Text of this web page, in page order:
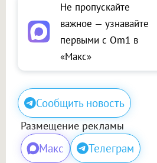
Не пропускайте
важное — узнавайте
первыми с Om1 в
«Макс»
Сообщить новость
Размещение рекламы
Макс Телеграм